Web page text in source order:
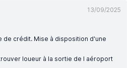
13/09/2025
de crédit. Mise à disposition d'une
loueur à la sortie de l aéroport